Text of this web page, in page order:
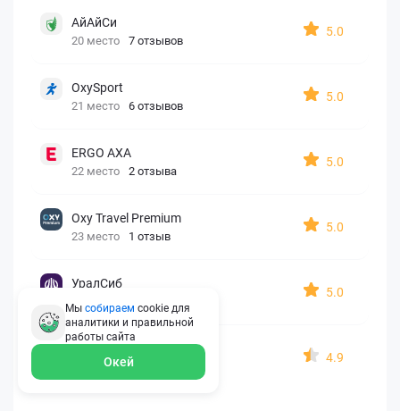
АйАйСи
20 место 7 отзывов
5.0
OxySport
21 место 6 отзывов
5.0
ERGO AXA
22 место 2 отзыва
5.0
Oxy Travel Premium
23 место 1 отзыв
5.0
УралСиб
24 место 1 отзыв
5.0
МАКС
25 место 15 отзывов
4.9
Мы собираем cookie для
аналитики и правильной
работы сайта
Окей